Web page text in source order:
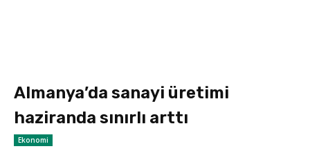
Almanya’da sanayi üretimi
haziranda sınırlı arttı
Ekonomi